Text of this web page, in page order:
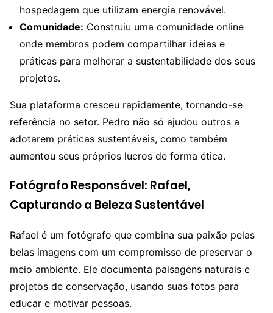
hospedagem que utilizam energia renovável.
Comunidade: Construiu uma comunidade online
onde membros podem compartilhar ideias e
práticas para melhorar a sustentabilidade dos seus
projetos.
Sua plataforma cresceu rapidamente, tornando-se
referência no setor. Pedro não só ajudou outros a
adotarem práticas sustentáveis, como também
aumentou seus próprios lucros de forma ética.
Fotógrafo Responsável: Rafael,
Capturando a Beleza Sustentável
Rafael é um fotógrafo que combina sua paixão pelas
belas imagens com um compromisso de preservar o
meio ambiente. Ele documenta paisagens naturais e
projetos de conservação, usando suas fotos para
educar e motivar pessoas.